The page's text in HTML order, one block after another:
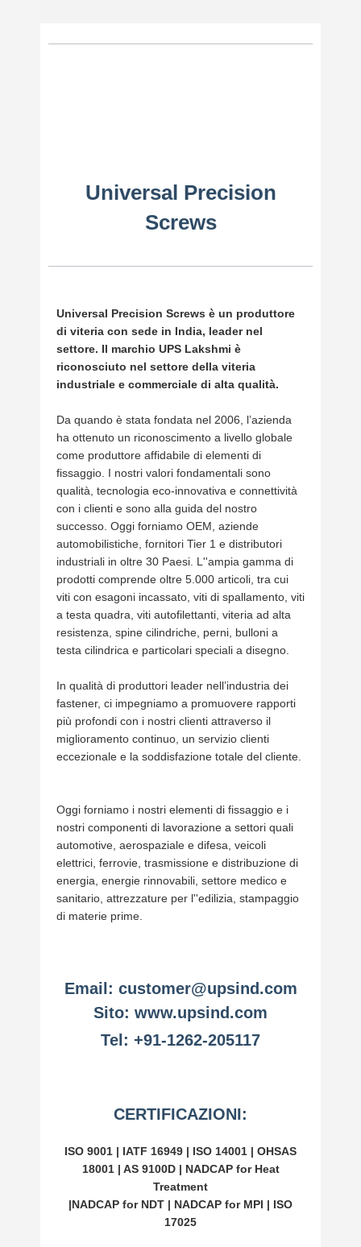
Universal Precision
Screws
Universal Precision Screws è un produttore
di viteria con sede in India, leader nel
settore. Il marchio UPS Lakshmi è
riconosciuto nel settore della viteria
industriale e commerciale di alta qualità.
Da quando è stata fondata nel 2006, l’azienda
ha ottenuto un riconoscimento a livello globale
come produttore affidabile di elementi di
fissaggio. I nostri valori fondamentali sono
qualità, tecnologia eco-innovativa e connettività
con i clienti e sono alla guida del nostro
successo. Oggi forniamo OEM, aziende
automobilistiche, fornitori Tier 1 e distributori
industriali in oltre 30 Paesi. L''ampia gamma di
prodotti comprende oltre 5.000 articoli, tra cui
viti con esagoni incassato, viti di spallamento, viti
a testa quadra, viti autofilettanti, viteria ad alta
resistenza, spine cilindriche, perni, bulloni a
testa cilindrica e particolari speciali a disegno.
In qualità di produttori leader nell’industria dei
fastener, ci impegniamo a promuovere rapporti
più profondi con i nostri clienti attraverso il
miglioramento continuo, un servizio clienti
eccezionale e la soddisfazione totale del cliente.
Oggi forniamo i nostri elementi di fissaggio e i
nostri componenti di lavorazione a settori quali
automotive, aerospaziale e difesa, veicoli
elettrici, ferrovie, trasmissione e distribuzione di
energia, energie rinnovabili, settore medico e
sanitario, attrezzature per l''edilizia, stampaggio
di materie prime.
Email: customer@upsind.com
Sito: www.upsind.com
Tel: +91-1262-205117
CERTIFICAZIONI:
ISO 9001 | IATF 16949 | ISO 14001 | OHSAS
18001 | AS 9100D | NADCAP for Heat
Treatment
|NADCAP for NDT | NADCAP for MPI | ISO
17025